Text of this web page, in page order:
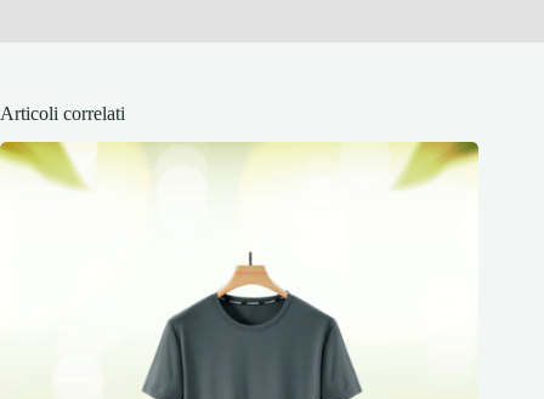
Articoli correlati